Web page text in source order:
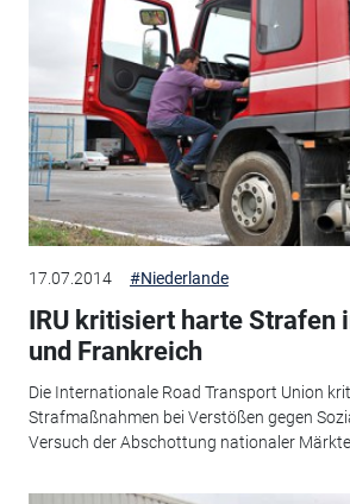
17.07.2014 #Niederlande
IRU kritisiert harte Strafen
und Frankreich
Die Internationale Road Transport Union
Strafmaßnahmen bei Verstößen gegen
Versuch der Abschottung nationaler Märkte